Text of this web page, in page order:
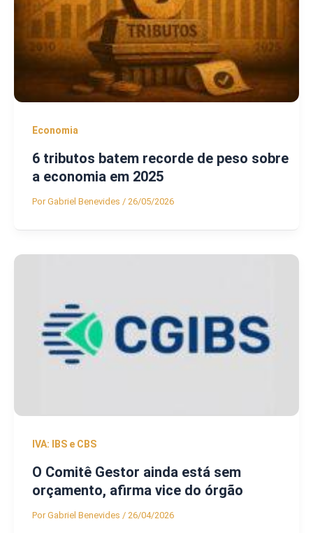
Economia
6 tributos batem recorde de peso sobre
a economia em 2025
PorGabriel Benevides / 26/05/2026
IVA: IBS e CBS
O Comitê Gestor ainda está sem
orçamento, afirma vice do órgão
PorGabriel Benevides / 26/04/2026